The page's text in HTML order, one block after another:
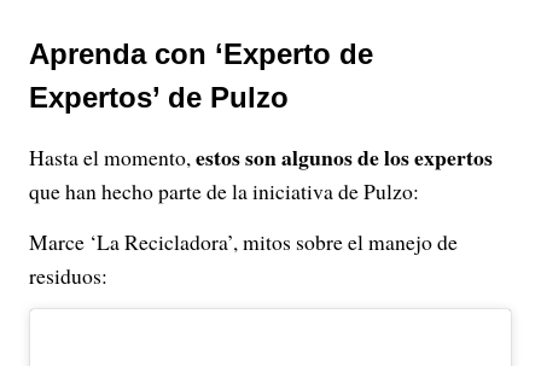
Aprenda con ‘Experto de
Expertos’ de Pulzo
Hasta el momento,estos son algunos de los expertos
que han hecho parte de la iniciativa de Pulzo:
Marce ‘La Recicladora’, mitos sobre el manejo de
residuos: